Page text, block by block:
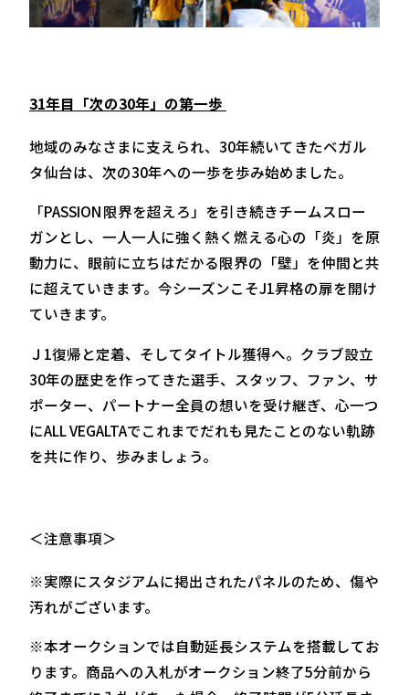
31年目「次の30年」の第一歩
地域のみなさまに支えられ、30年続いてきたベガル
タ仙台は、次の30年への一歩を歩み始めました。
「PASSION 限界を超えろ」を引き続きチームスロー
ガンとし、一人一人に強く熱く燃える心の「炎」を原
動力に、眼前に立ちはだかる限界の「壁」を仲間と共
に超えていきます。今シーズンこそJ1昇格の扉を開け
ていきます。
Ｊ1復帰と定着、そしてタイトル獲得へ。クラブ設立
30年の歴史を作ってきた選手、スタッフ、ファン、サ
ポーター、パートナー全員の想いを受け継ぎ、心一つ
にALL VEGALTAでこれまでだれも見たことのない軌跡
を共に作り、歩みましょう。
＜注意事項＞
※実際にスタジアムに掲出されたパネルのため、傷や
汚れがございます。
※本オークションでは自動延長システムを搭載してお
ります。商品への入札がオークション終了5分前から